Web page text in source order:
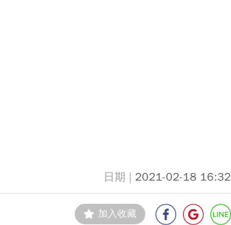
2021-02-18 16:32
加入收藏